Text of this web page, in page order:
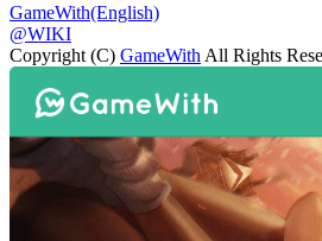
GameWith(English)
@WIKI
Copyright (C) GameWith All Rights